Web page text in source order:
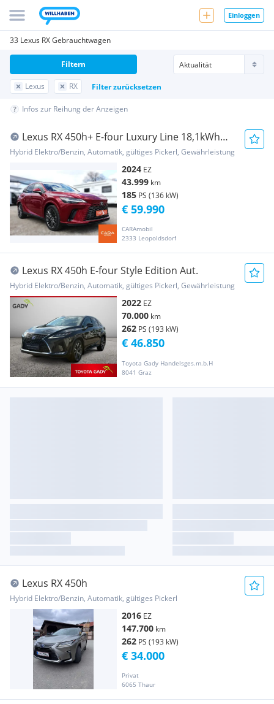
Einloggen
33 Lexus RX Gebrauchtwagen
Lexus RX Filter zurücksetzen
Filtern
Infos zur Reihung der Anzeigen
Lexus RX 450h+ E-four Luxury Line 18,1kWh
Aut.
Hybrid Elektro/Benzin, Automatik, gültiges Pickerl, Gewährleistung
2024 EZ
43.999 km
185 PS (136 kW)
CARAmobil
2333 Leopoldsdorf
€ 59.990
Lexus RX 450h E-four Style Edition Aut.
Hybrid Elektro/Benzin, Automatik, gültiges Pickerl, Gewährleistung
2022 EZ
70.000 km
262 PS (193 kW)
Toyota Gady Handelsges.m.b.H
8041 Graz
€ 46.850
Lexus RX 450h
Hybrid Elektro/Benzin, Automatik, gültiges Pickerl
2016 EZ
147.700 km
262 PS (193 kW)
Privat
6065 Thaur
€ 34.000